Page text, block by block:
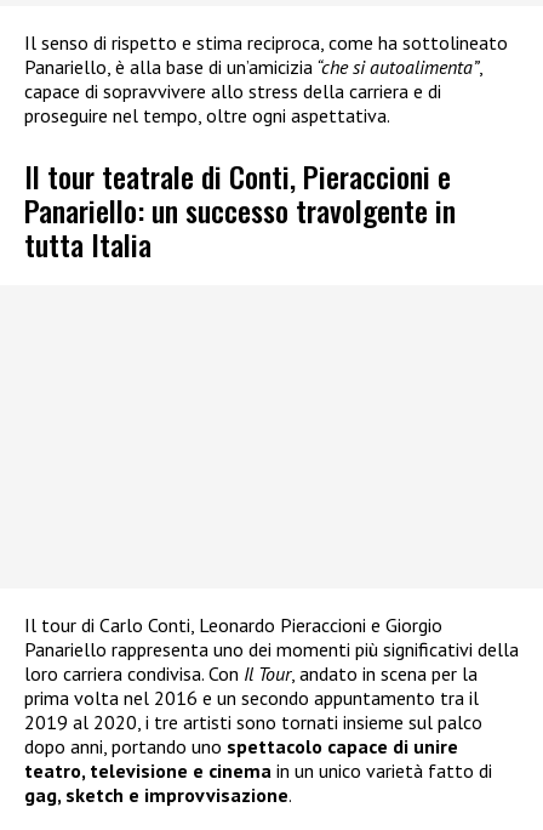
Il senso di rispetto e stima reciproca, come ha sottolineato
Panariello, è alla base di un’amicizia “che si autoalimenta”,
capace di sopravvivere allo stress della carriera e di
proseguire nel tempo, oltre ogni aspettativa.
Il tour teatrale di Conti, Pieraccioni e
Panariello: un successo travolgente in
tutta Italia
Il tour di Carlo Conti, Leonardo Pieraccioni e Giorgio
Panariello rappresenta uno dei momenti più significativi della
loro carriera condivisa. Con Il Tour, andato in scena per la
prima volta nel 2016 e un secondo appuntamento tra il
2019 al 2020, i tre artisti sono tornati insieme sul palco
dopo anni, portando uno spettacolo capace di unire
teatro, televisione e cinema in un unico varietà fatto di
gag, sketch e improvvisazione.